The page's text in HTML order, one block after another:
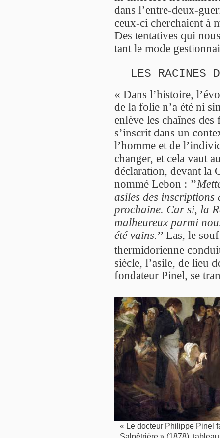
dans l’entre-deux-
ceux-ci cherchaient à
Des tentatives qui
tant le mode
LES RACINES
« Dans l’histoire,
de la folie n’a été ni
enlève les chaînes
s’inscrit dans un
l’homme et de
changer, et cela vaut
déclaration, devant la
nommé Lebon : ’’
asiles des
prochaine. Car si, la
malheureux parmi
été vains.’’ Las, le
thermidorienne
siècle, l’asile, de lieu
fondateur Pinel, se
« Le docteur Philippe Pinel